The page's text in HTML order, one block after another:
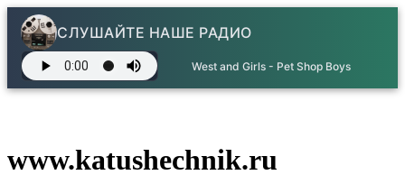
СЛУШАЙТЕ НАШЕ РАДИО
West and Girls - Pet Shop Boys
www.katushechnik.ru